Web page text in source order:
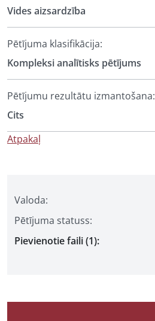
Valoda:
Pētījuma statuss:
Pievienotie faili (1):
Vides aizsardzība
Pētījuma klasifikācija:
Kompleksi analītisks pētījums
Pētījumu rezultātu izmantošana:
Cits
Atpakaļ